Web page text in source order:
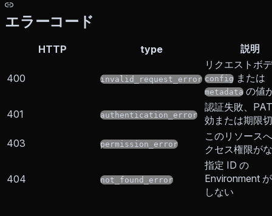
エラーコード
HTTP type 説明
400 invalid_request_error
リクエストボ
config または
metadata の値
401
authentication_error
認証失敗、
効または期限
403
permission_error
このリソース
クセス権限が
404 not_found_error
指定 ID の
Environment
しない